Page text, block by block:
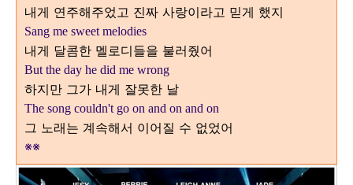
내게 연주해주었고 진짜 사랑이라고 믿게 했지
Sang me sweet melodies
내게 달콤한 멜로디들을 불러줬어
But the day he did me wrong
하지만 그가 내게 잘못한 날
The song couldn't go on and on and on
그 노래는 계속해서 이어질 수 없었어
※※